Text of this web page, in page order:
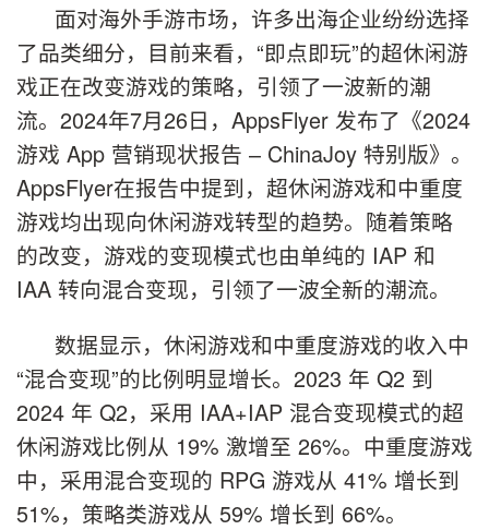
面对海外手游市场，许多出海企业纷纷选择
了品类细分，目前来看，“即点即玩”的超休闲游
戏正在改变游戏的策略，引领了一波新的潮
流。2024年7月26日，AppsFlyer 发布了《2024
游戏 App 营销现状报告 – ChinaJoy 特别版》。
AppsFlyer在报告中提到，超休闲游戏和中重度
游戏均出现向休闲游戏转型的趋势。随着策略
的改变，游戏的变现模式也由单纯的 IAP 和
IAA 转向混合变现，引领了一波全新的潮流。
数据显示，休闲游戏和中重度游戏的收入中
“混合变现”的比例明显增长。2023 年 Q2 到
2024 年 Q2，采用 IAA+IAP 混合变现模式的超
休闲游戏比例从 19% 激增至 26%。中重度游戏
中，采用混合变现的 RPG 游戏从 41% 增长到
51%，策略类游戏从 59% 增长到 66%。